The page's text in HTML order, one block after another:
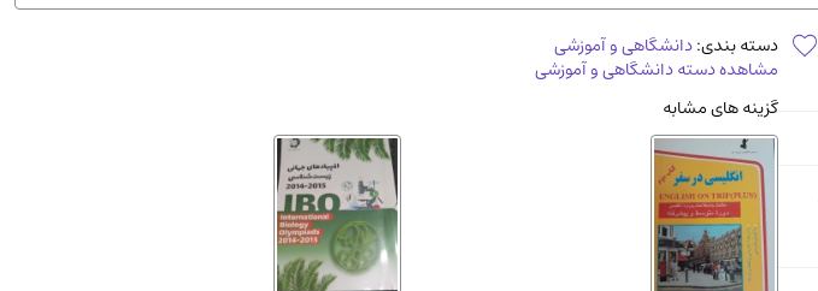
دسته بندی:دانشگاهی و آموزشی
مشاهده دسته دانشگاهی و آموزشی
گزینه های مشابه